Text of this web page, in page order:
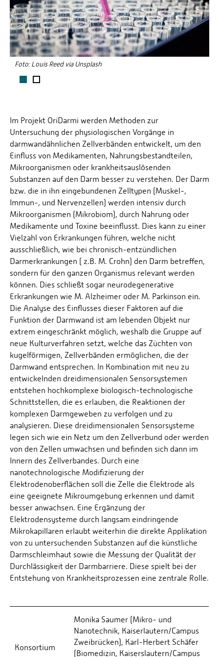
Foto: Louis Reed via Unsplash
1 2
Im Projekt OriDarmi werden Methoden zur
Untersuchung der physiologischen Vorgänge in
darmwandähnlichen Zellverbänden entwickelt, um den
Einfluss von Medikamenten, Nahrungsbestandteilen,
Mikroorganismen oder krankheitsauslösenden
Substanzen auf den Darm besser zu verstehen. Der Darm
bzw. die in ihn eingebundenen Zelltypen (Muskel-,
Immun-, und Nervenzellen) werden intensiv durch
Mikroorganismen (Mikrobiom), durch Nahrung oder
Medikamente und Toxine beeinflusst. Dies kann zu einer
Vielzahl von Erkrankungen führen, welche nicht
ausschließlich, wie bei chronisch-entzündlichen
Darmerkrankungen ( z.B. M. Crohn) den Darm betreffen,
sondern für den ganzen Organismus relevant werden
können. Dies schließt sogar neurodegenerative
Erkrankungen wie M. Alzheimer oder M. Parkinson ein.
Die Analyse des Einflusses dieser Faktoren auf die
Funktion der Darmwand ist am lebenden Objekt nur
extrem eingeschränkt möglich, weshalb die Gruppe auf
neue Kulturverfahren setzt, welche das Züchten von
kugelförmigen, Zellverbänden ermöglichen, die der
Darmwand entsprechen. In Kombination mit neu zu
entwickelnden dreidimensionalen Sensorsystemen
entstehen hochkomplexe biologisch-technologische
Schnittstellen, die es erlauben, die Reaktionen der
komplexen Darmgeweben zu verfolgen und zu
analysieren. Diese dreidimensionalen Sensorsysteme
legen sich wie ein Netz um den Zellverbund oder werden
von den Zellen umwachsen und befinden sich dann im
Innern des Zellverbandes. Durch eine
nanotechnologische Modifizierung der
Elektrodenoberflächen soll die Zelle die Elektrode als
eine geeignete Mikroumgebung erkennen und damit
besser anwachsen. Eine Ergänzung der
Elektrodensysteme durch langsam eindringende
Mikrokapillaren erlaubt weiterhin die direkte Applikation
von zu untersuchenden Substanzen auf die künstliche
Darmschleimhaut sowie die Messung der Qualität der
Durchlässigkeit der Darmbarriere. Diese spielt bei der
Entstehung von Krankheitsprozessen eine zentrale Rolle.
Konsortium
Monika Saumer (Mikro- und
Nanotechnik, Kaiserlautern/Campus
Zweibrücken), Karl-Herbert Schäfer
(Biomedizin, Kaiserslautern/Campus